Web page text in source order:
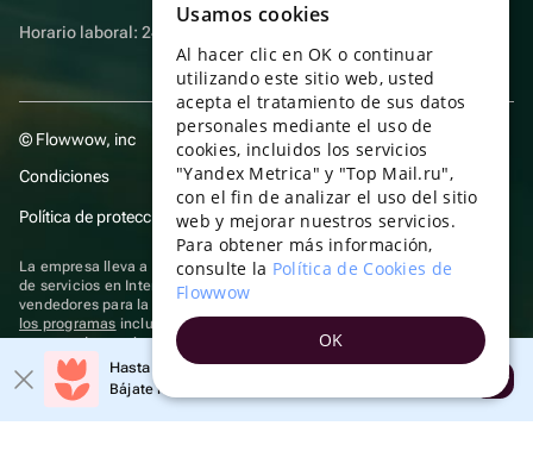
Horario laboral: 24 horas
© Flowwow, inc
Condiciones
Política de protección y privacidad de datos
La empresa lleva a cabo su actividad en el ámbito de las TI: prestación
de servicios en Internet para la publicación de ofertas (anuncios) de
vendedores para la venta de artículos. Acceder a la
los programas incluidos en el registro de programas rusos para
computadoras y bases de datos.
Se aplican
tecnologías de recomendación
Hasta un 10% de descuento en el primer pedido
Bájate la aplicación y obtén tu código
Abrir
ENGLISH
UKRAINIAN
PORTUGUESE
SPANISH
HUNGARIAN
ITALIAN
POLISH
Usamos cookies
Al hacer clic en OK o continuar
utilizando este sitio web, usted
acepta el tratamiento de sus datos
personales mediante el uso de
cookies, incluidos los servicios
"Yandex Metrica" y "Top Mail.ru",
con el fin de analizar el uso del sitio
web y mejorar nuestros servicios.
Para obtener más información,
consulte la Política de Cookies de
Flowwow
OK